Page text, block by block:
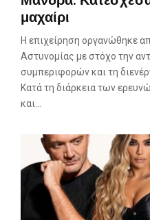
μαχαίρι
Η επιχείρηση οργανώθηκε
Αστυνομίας με στόχο την
συμπεριφορών και τη
Κατά τη διάρκεια των
και...